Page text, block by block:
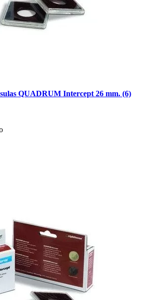
QUADRUM Intercept 26 mm. (6)